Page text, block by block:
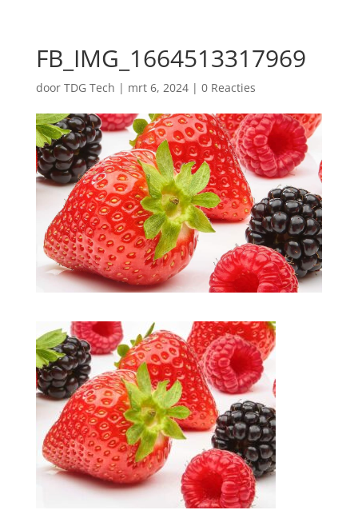
FB_IMG_1664513317969
door TDG Tech | mrt 6, 2024| 0 Reacties